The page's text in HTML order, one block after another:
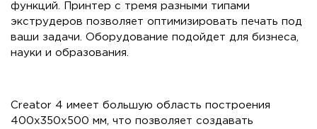
функций. Принтер с тремя разными типами
экструдеров позволяет оптимизировать печать под
ваши задачи. Оборудование подойдет для бизнеса,
науки и образования.
Creator 4 имеет большую область построения
400х350х500 мм, что позволяет создавать